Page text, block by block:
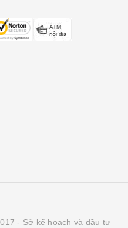
- Sở kế hoạch và đầu tư